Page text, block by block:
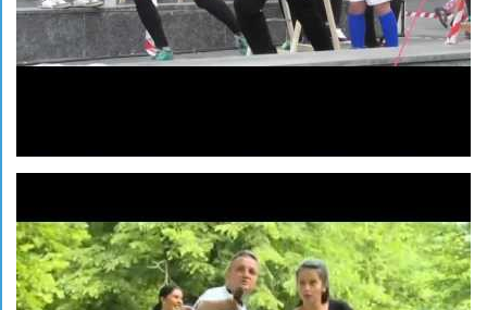
În
individual
distanță.
dar și pe
diferite.
Anghel și
titlul
pregătire și
La seniori,